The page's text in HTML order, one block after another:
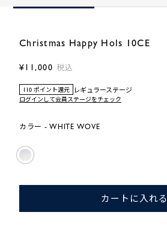
Christmas Happy Hols 10CE
¥11,000 税込
110 ポイント還元 レギュラーステージ
ログインして会員ステージをチェック
カラー - WHITE WOVE
カートに入れる